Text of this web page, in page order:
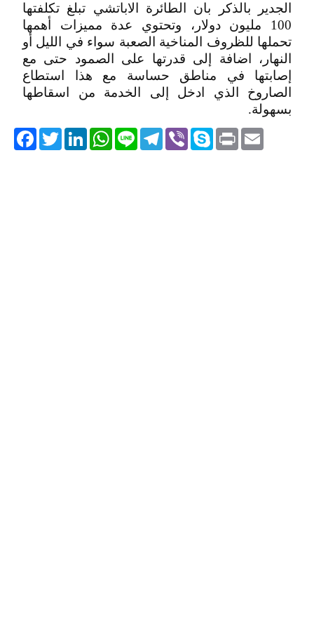
الجدير بالذكر بان الطائرة الاباتشي تبلغ تكلفتها
100 مليون دولار، وتحتوي عدة مميزات أهمها
تحملها للظروف المناخية الصعبة سواء في الليل أو
النهار، اضافة إلى قدرتها على الصمود حتى مع
إصابتها في مناطق حساسة مع هذا استطاع
الصاروخ الذي ادخل إلى الخدمة من اسقاطها
بسهولة.
TwitterLinkedIn
WhatsApp Line
Telegram ViberSkype PrintEmail